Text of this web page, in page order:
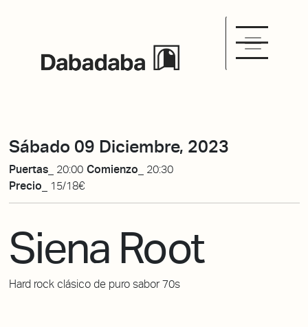
Sábado 09 Diciembre, 2023
Puertas_ 20:00 Comienzo_ 20:30
Precio_
15/18€
Siena Root
Hard rock clásico de puro sabor 70s